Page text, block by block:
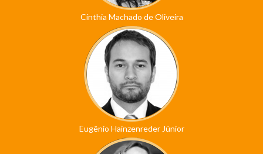
Cínthia Machado de Oliveira
Eugênio Hainzenreder Júnior